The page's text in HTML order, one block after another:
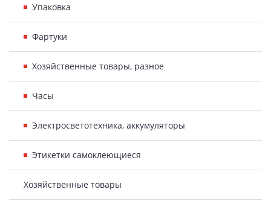
Упаковка
Фартуки
Хозяйственные товары, разное
Часы
Электросветотехника, аккумуляторы
Этикетки самоклеющиеся
Хозяйственные товары